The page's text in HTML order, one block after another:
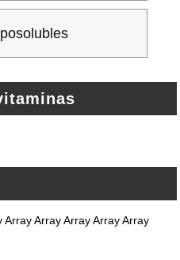
Array Array Array Array